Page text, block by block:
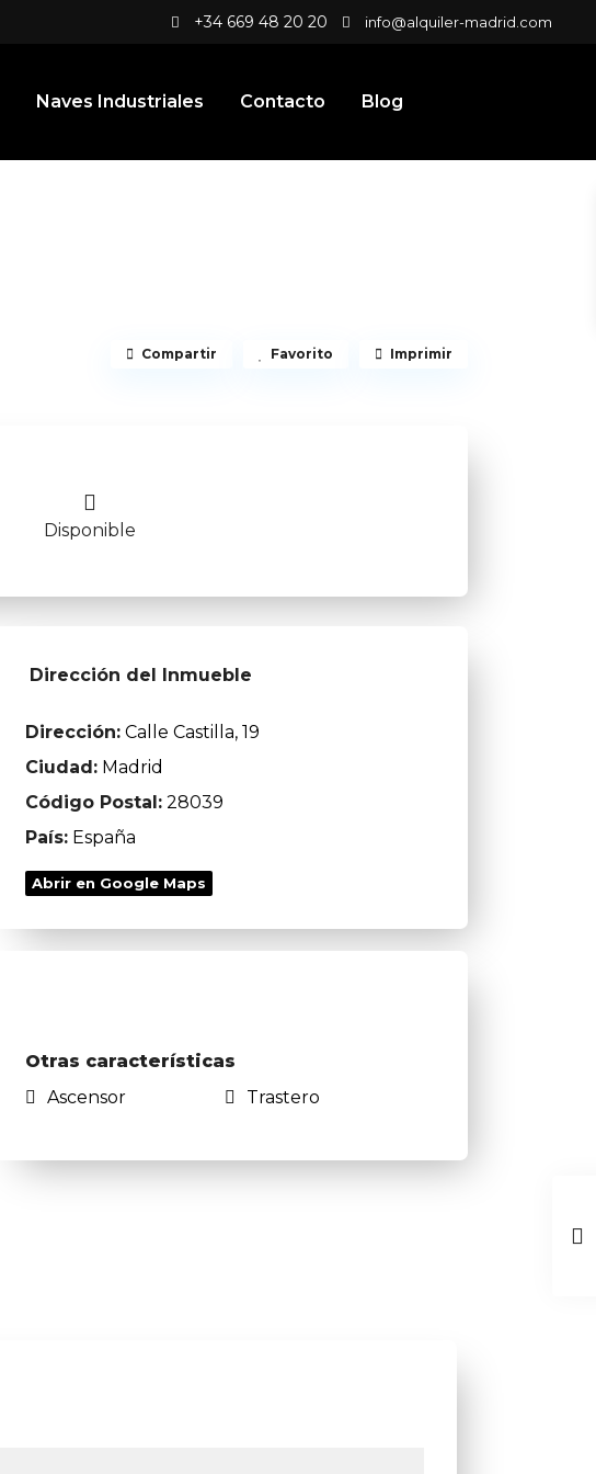
+34 669 48 20 20 info@alquiler-madrid.com
Naves Industriales Contacto Blog
Compartir Favorito Imprimir
Disponible
Dirección del Inmueble
Dirección: Calle Castilla, 19
Ciudad: Madrid
Código Postal: 28039
País: España
Abrir en Google Maps
Otras características
Ascensor
Trastero